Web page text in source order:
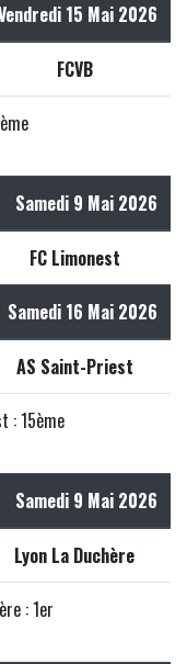
15 Mai 2026
FCVB
Samedi 9 Mai 2026
FC Limonest
Samedi 16 Mai 2026
AS Saint-Priest
: 15ème
Samedi 9 Mai 2026
Lyon La Duchère
: 1er